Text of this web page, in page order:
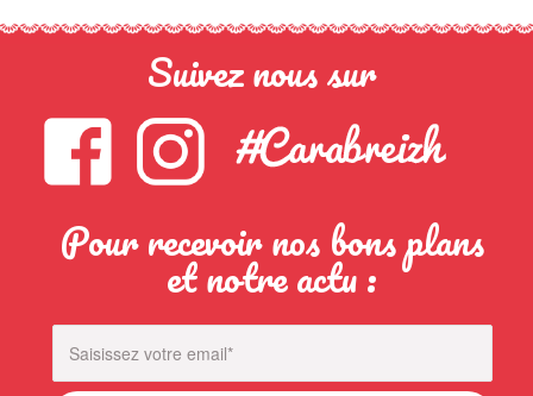
Suivez nous sur
Pour recevoir nos bons plans
et notre actu :